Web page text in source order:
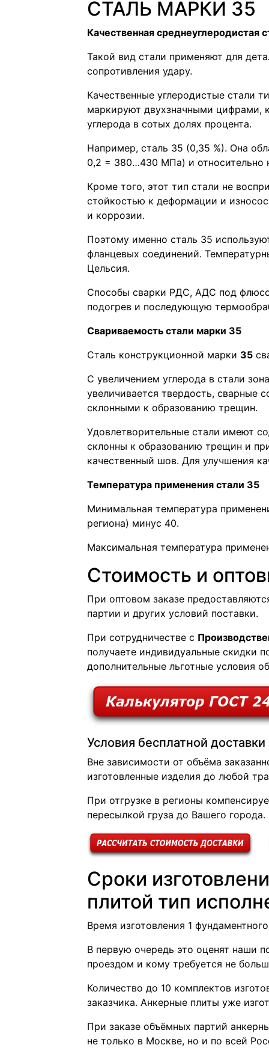
СТАЛЬ МАРКИ 35
Качественная среднеуглеродистая
Такой вид стали применяют для
сопротивления удару.
Качественные углеродистые стали
маркируют двухзначными цифрами,
углерода в сотых долях процента.
Например, сталь 35 (0,35 %). Она
0,2 = 380…430 МПа) и относительно
Кроме того, этот тип стали не
стойкостью к деформации и
и коррозии.
Поэтому именно сталь 35
фланцевых соединений.
Цельсия.
Способы сварки РДС, АДС под
подогрев и последующую
Свариваемость стали марки 35
Сталь конструкционной марки 35
С увеличением углерода в стали
увеличивается твердость, сварные
склонными к образованию трещин.
Удовлетворительные стали имеют
склонны к образованию трещин и
качественный шов. Для улучшения
Температура применения стали 35
Минимальная температура
региона) минус 40.
Максимальная температура
Стоимость и
При оптовом заказе
партии и других условий поставки.
При сотрудничестве с
получаете индивидуальные скидки
дополнительные льготные условия
Условия бесплатной доставки
Вне зависимости от объёма
изготовленные изделия до любой
При отгрузке в регионы
пересылкой груза до Вашего города.
Сроки
плитой тип
Время изготовления 1
В первую очередь это оценят наши
проездом и кому требуется не
Количество до 10 комплектов
заказчика. Анкерные плиты уже
При заказе объёмных партий
не только в Москве, но и по всей